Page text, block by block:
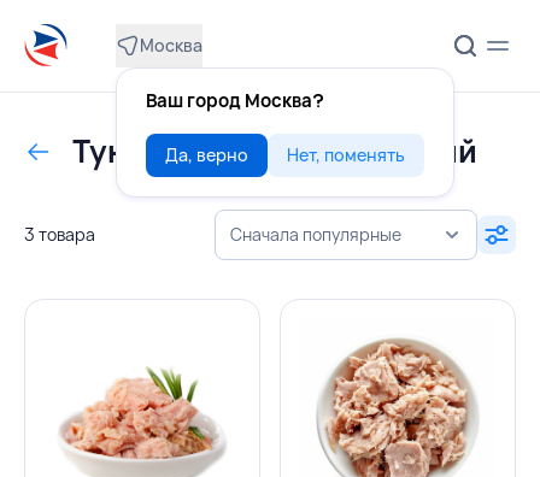
Москва
Ваш город Москва?
Да, верно Нет, поменять
Тунец консервированный
3 товара Сначала популярные